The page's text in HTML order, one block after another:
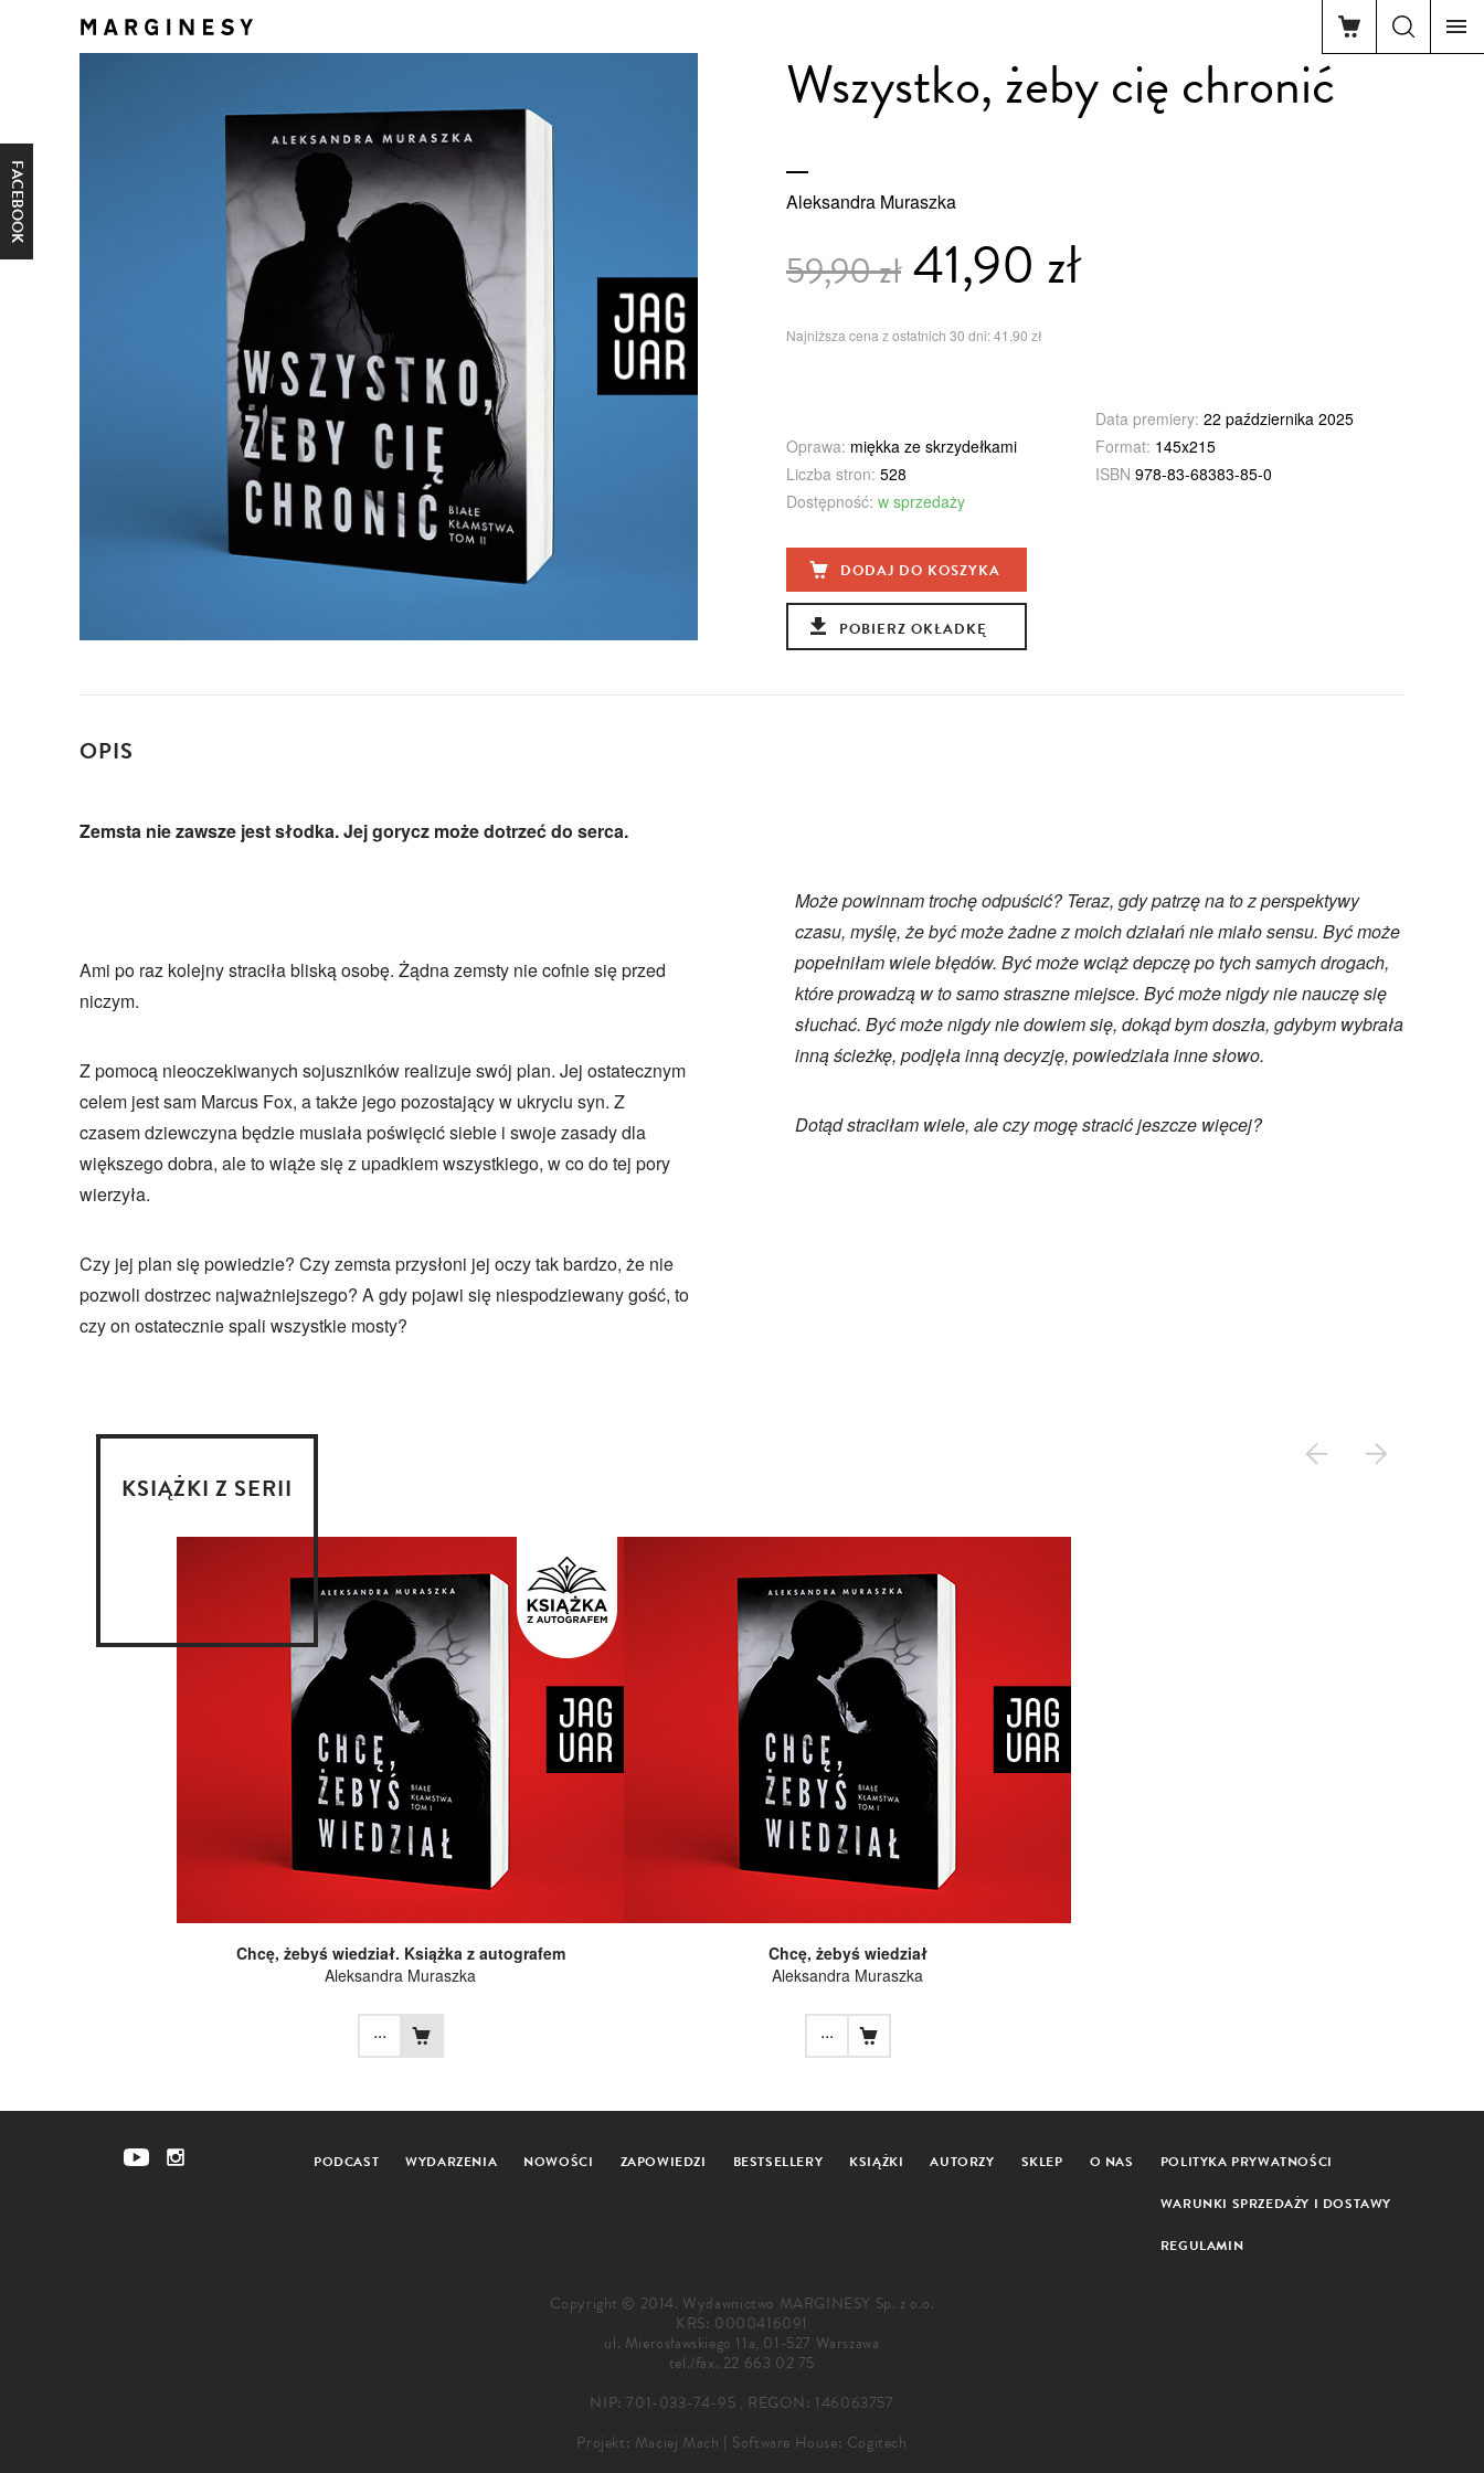
FACEBOOK
Wszystko, żeby cię chronić
Aleksandra Muraszka
59,90 zł41,90 zł
Najniższa cena z ostatnich 30 dni: 41,90 zł
Data premiery: 22 października 2025
Oprawa: miękka ze skrzydełkami Format: 145x215
Liczba stron: 528 ISBN 978-83-68383-85-0
Dostępność: w sprzedaży
DODAJ DO KOSZYKA
POBIERZ OKŁADKĘ
OPIS
Zemsta nie zawsze jest słodka. Jej gorycz może dotrzeć do serca.
Ami po raz kolejny straciła bliską osobę. Żądna zemsty nie cofnie się przed
niczym.
Z pomocą nieoczekiwanych sojuszników realizuje swój plan. Jej ostatecznym
celem jest sam Marcus Fox, a także jego pozostający w ukryciu syn. Z
czasem dziewczyna będzie musiała poświęcić siebie i swoje zasady dla
większego dobra, ale to wiąże się z upadkiem wszystkiego, w co do tej pory
wierzyła.
Czy jej plan się powiedzie? Czy zemsta przysłoni jej oczy tak bardzo, że nie
pozwoli dostrzec najważniejszego? A gdy pojawi się niespodziewany gość, to
czy on ostatecznie spali wszystkie mosty?
Może powinnam trochę odpuścić? Teraz, gdy patrzę na to z perspektywy
czasu, myślę, że być może żadne z moich działań nie miało sensu. Być może
popełniłam wiele błędów. Być może wciąż depczę po tych samych drogach,
które prowadzą w to samo straszne miejsce. Być może nigdy nie nauczę się
słuchać. Być może nigdy nie dowiem się, dokąd bym doszła, gdybym wybrała
inną ścieżkę, podjęła inną decyzję, powiedziała inne słowo.
Dotąd straciłam wiele, ale czy mogę stracić jeszcze więcej?
KSIĄŻKI Z SERII
Chcę, żebyś wiedział. Książka z autografem
Aleksandra Muraszka
...
Chcę, żebyś wiedział
Aleksandra Muraszka
...
PODCAST WYDARZENIA NOWOŚCI ZAPOWIEDZI BESTSELLERY KSIĄŻKI AUTORZY SKLEP O NAS POLITYKA PRYWATNOŚCI
WARUNKI SPRZEDAŻY I DOSTAWY
REGULAMIN
Copyright © 2014. Wydawnictwo MARGINESY Sp. z o.o.
KRS: 0000416091
ul. Mierosławskiego 11a, 01-527 Warszawa
tel./fax. 22 663 02 75
NIP: 701-033-74-95 , REGON: 146063757
Projekt: Maciej Mach | Software House: Cogitech